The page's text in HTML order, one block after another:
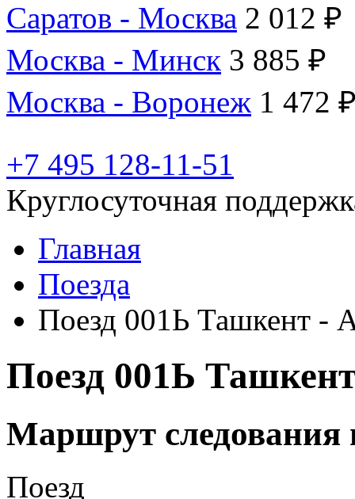
Саратов - Москва 2 012 ₽
Москва - Минск 3 885 ₽
Москва - Воронеж 1 472
+7 495 128-11-51
Круглосуточная
Главная
Поезда
Поезд 001Ь Ташкент -
Поезд 001Ь
Маршрут следования
Поезд